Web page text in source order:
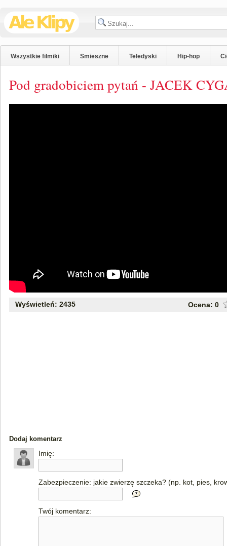
Wszystkie filmiki Smieszne Teledyski Hip-hop
Pod gradobiciem pytań - JACEK
Wyświetleń: 2435 Ocena: 0
Dodaj komentarz
Imię:
Zabezpieczenie: jakie zwierzę szczeka? (np. kot, pies,
Twój komentarz: